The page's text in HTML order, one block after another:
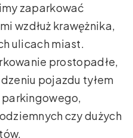
zaparkować
wzdłuż krawężnika,
ulicach miast.
prostopadłe,
pojazdu tyłem
czy dużych